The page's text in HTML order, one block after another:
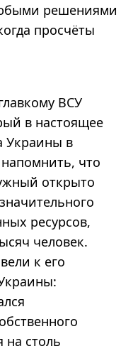
решениями
просчёты
ВСУ
в настоящее
Украины в
что
открыто
ресурсов,
человек.
к его
на столь